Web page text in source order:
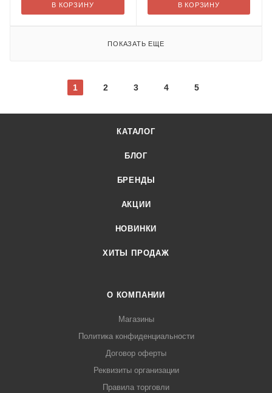
В КОРЗИНУ В КОРЗИНУ
ПОКАЗАТЬ ЕЩЕ
1 2 3 4 5
КАТАЛОГ
БЛОГ
БРЕНДЫ
АКЦИИ
НОВИНКИ
ХИТЫ ПРОДАЖ
О КОМПАНИИ
Магазины
Политика конфиденциальности
Договор оферты
Реквизиты организации
Правила торговли